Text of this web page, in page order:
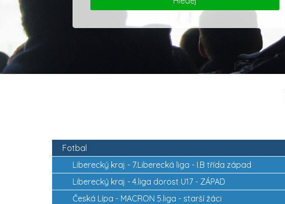
Fotbal
Liberecký kraj - 7.Liberecká liga - I.B třída západ
Liberecký kraj - 4.liga dorost U17 - ZÁPAD
Česká Lípa - MACRON 5.liga - starší žáci
3